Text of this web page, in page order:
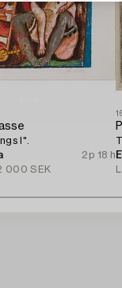
I".
2p 18 h
000 SEK